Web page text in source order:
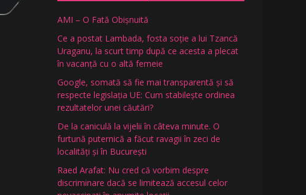
AMI – O Fată Obişnuită
Ce a postat Lambada, fosta soție a lui Tzancă
Uraganu, la scurt timp după ce acesta a plecat
în vacanță cu o altă femeie
Google, somată să fie mai transparentă și să
respecte legislația UE: Cum stabilește ordinea
rezultatelor unei căutări?
De la caniculă la vijelii în câteva minute. O
furtună puternică a făcut ravagii în zeci de
localități și în București
Raed Arafat: Nu cred că vorbim despre
discriminare dacă se limitează accesul celor